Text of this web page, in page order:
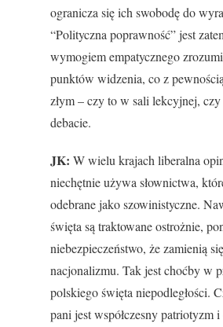
ogranicza się ich swobodę do
“Polityczna poprawność” jest
wymogiem empatycznego
punktów widzenia, co z
złym – czy to w sali lekcyjnej,
debacie.
JK: W wielu krajach liberalna
niechętnie używa słownictwa,
odebrane jako szowinistyczne.
święta są traktowane ostrożnie,
niebezpieczeństwo, że zamienią
nacjonalizmu. Tak jest choćby w
polskiego święta niepodległości.
pani jest współczesny patriotyzm